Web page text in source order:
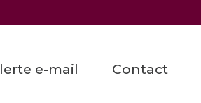
alerte e-mail contact